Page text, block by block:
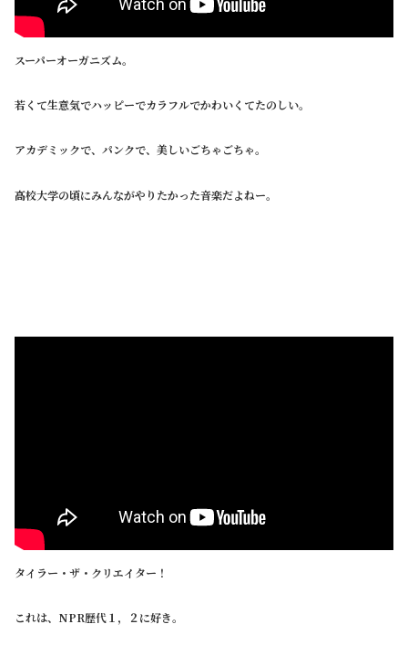
スーパーオーガニズム。
若くて生意気でハッピーでカラフルでかわいくてたのしい。
アカデミックで、パンクで、美しいごちゃごちゃ。
高校大学の頃にみんながやりたかった音楽だよねー。
タイラー・ザ・クリエイター！
これは、NPR歴代１，２に好き。